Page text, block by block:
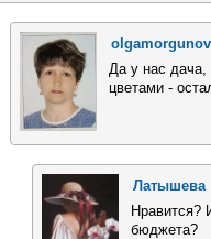
olgamorgunov
Да у нас
цветами -
Латышева
Нравится?
бюджета?